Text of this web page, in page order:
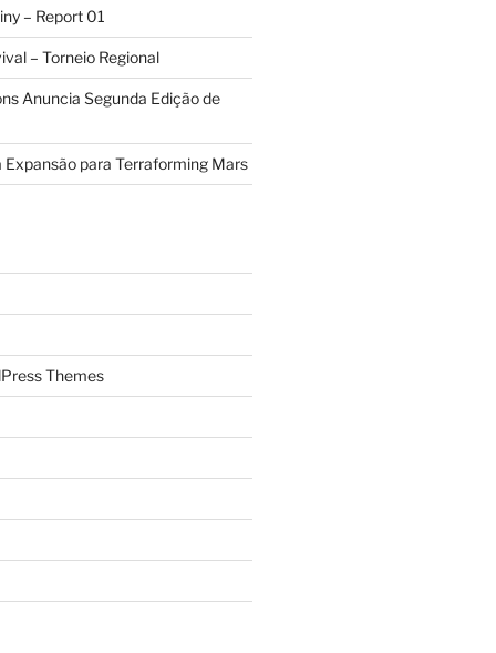
– Report 01
– Torneio Regional
Anuncia Segunda Edição de
Expansão para Terraforming Mars
Themes